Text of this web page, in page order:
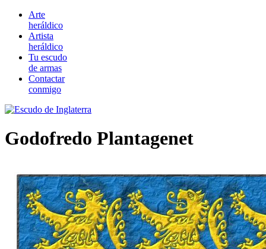
Arte
heráldico
Artista
heráldico
Tu escudo
de armas
Contactar
conmigo
Godofredo Plantagenet